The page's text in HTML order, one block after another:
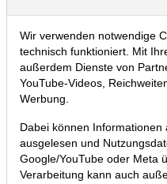
Börsenmagazine
Home Blog
aktien Magazin
Hausbauer-
Space-Trend!
18.04.2021 um 20:07 Uhr |
Wir verwenden notwendige
technisch funktioniert. Mit
außerdem Dienste von
YouTube-Videos,
Werbung.
Dabei können
ausgelesen und
Google/YouTube oder Meta
Verarbeitung kann auch